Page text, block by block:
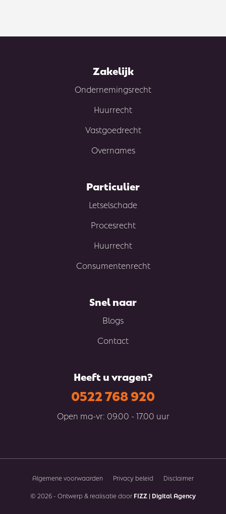
Zakelijk
Ondernemingsrecht
Huurrecht
Vastgoedrecht
Overnames
Particulier
Letselschade
Procesrecht
Huurrecht
Consumentenrecht
Snel naar
Blogs
Contact
Heeft u vragen?
0522 768 920
Open ma-vr: 09.00 - 17.00 uur
© 2026 - Ontwerp & realisatie door FIZZ | Digital Agency
Algemene voorwaarden Privacy beleid Disclaimer